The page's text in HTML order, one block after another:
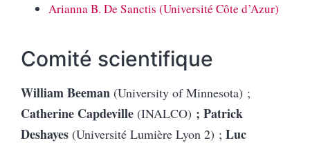
Arianna B. De Sanctis (Université Côte d’Azur)
Comité scientifique
William Beeman (University of Minnesota) ;
Catherine Capdeville (INALCO) ; Patrick
Deshayes (Université Lumière Lyon 2) ; Luc